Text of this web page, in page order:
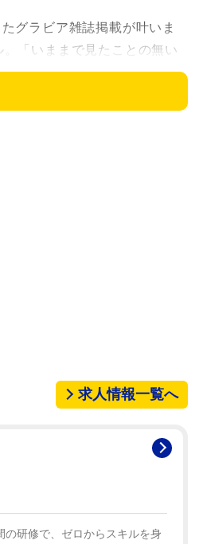
グラビア雑誌掲載が叶いま
「いままで見たことの無い
す♡たくさんの方に手に取っ
のオフショット写真も投稿し
求人情報一覧へ
の研修で、ゼロからスキルを身